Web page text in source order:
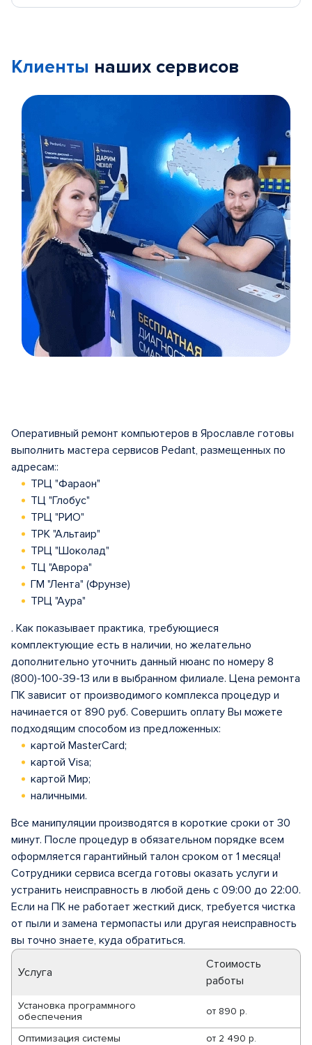
Клиенты наших сервисов
Оперативный ремонт компьютеров в Ярославле готовы
выполнить мастера сервисов Pedant, размещенных по
адресам::
ТРЦ "Фараон"
ТЦ "Глобус"
ТРЦ "РИО"
ТРК "Альтаир"
ТРЦ "Шоколад"
ТЦ "Аврора"
ГМ "Лента" (Фрунзе)
ТРЦ "Аура"
. Как показывает практика, требующиеся
комплектующие есть в наличии, но желательно
дополнительно уточнить данный нюанс по номеру 8
(800)-100-39-13 или в выбранном филиале. Цена ремонта
ПК зависит от производимого комплекса процедур и
начинается от 890 руб. Совершить оплату Вы можете
подходящим способом из предложенных:
картой MasterCard;
картой Visa;
картой Мир;
наличными.
Все манипуляции производятся в короткие сроки от 30
минут. После процедур в обязательном порядке всем
оформляется гарантийный талон сроком от 1 месяца!
Сотрудники сервиса всегда готовы оказать услуги и
устранить неисправность в любой день с 09:00 до 22:00.
Если на ПК не работает жесткий диск, требуется чистка
от пыли и замена термопасты или другая неисправность
вы точно знаете, куда обратиться.
Услуга
Стоимость
работы
Установка программного
обеспечения
от 890 р.
Оптимизация системы от 2 490 р.